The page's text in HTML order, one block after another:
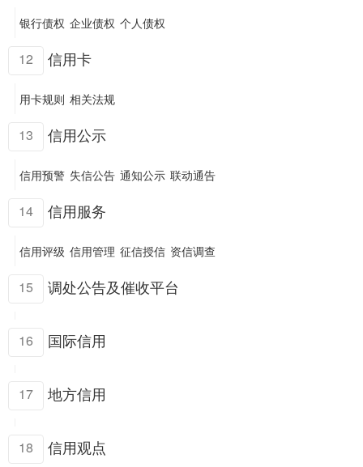
银行债权 企业债权 个人债权
12 信用卡
用卡规则 相关法规
13 信用公示
信用预警 失信公告 通知公示 联动通告
14 信用服务
信用评级 信用管理 征信授信 资信调查
15 调处公告及催收平台
16 国际信用
17 地方信用
18 信用观点